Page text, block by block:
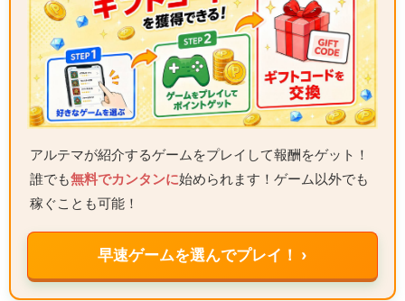
アルテマが紹介するゲームをプレイして報酬をゲット！
誰でも無料でカンタンに始められます！ゲーム以外でも
稼ぐことも可能！
早速ゲームを選んでプレイ！ ›